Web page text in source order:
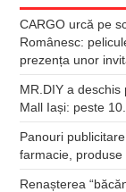
CARGO urcă pe
Românesc:
prezența unor
MR.DIY a
Mall Iași: peste
Panouri
farmacie, produse
Renașterea